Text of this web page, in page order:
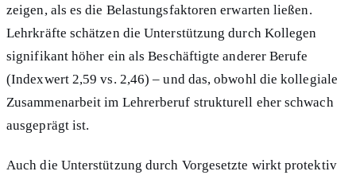
zeigen, als es die Belastungsfaktoren erwarten ließen.
Lehrkräfte schätzen die Unterstützung durch Kollegen
signifikant höher ein als Beschäftigte anderer Berufe
(Indexwert 2,59 vs. 2,46) – und das, obwohl die kollegiale
Zusammenarbeit im Lehrerberuf strukturell eher schwach
ausgeprägt ist.
Auch die Unterstützung durch Vorgesetzte wirkt protektiv